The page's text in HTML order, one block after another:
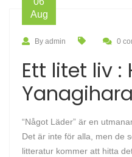
Aug
By admin 0
Ett litet liv :
Yanagihara
“Något Läder” är en
Det är inte för alla, men de
litteratur kommer att hitta